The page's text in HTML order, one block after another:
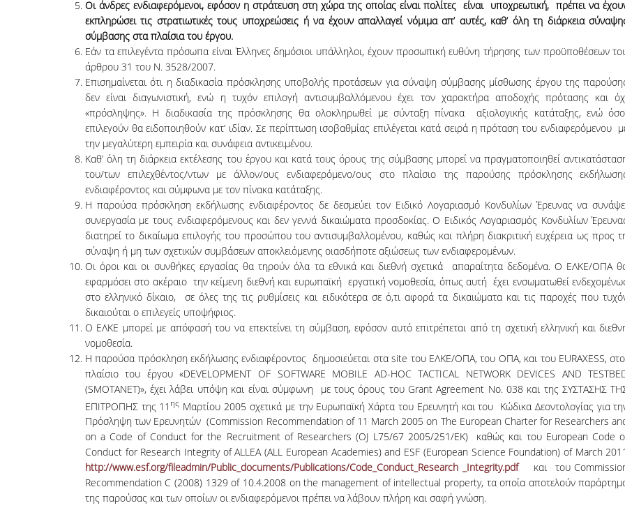
Οι άνδρες ενδιαφερόμενοι, εφόσον η στράτευση στη χώρα της οποίας είναι πολίτες είναι υποχρεωτική, πρέπει να
εκπληρώσει τις στρατιωτικές τους υποχρεώσεις ή να έχουν απαλλαγεί νόμιμα απ’ αυτές, καθ’ όλη τη διάρκεια
σύμβασης στα πλαίσια του έργου.
Εάν τα επιλεγέντα πρόσωπα είναι Έλληνες δημόσιοι υπάλληλοι, έχουν προσωπική ευθύνη τήρησης των προϋποθέσεων
άρθρου 31 του Ν. 3528/2007.
Επισημαίνεται ότι η διαδικασία πρόσκλησης υποβολής προτάσεων για σύναψη σύμβασης μίσθωσης έργου της
δεν είναι διαγωνιστική, ενώ η τυχόν επιλογή αντισυμβαλλόμενου έχει τον χαρακτήρα αποδοχής πρότασης και
«πρόσληψης». Η διαδικασία της πρόσκλησης θα ολοκληρωθεί με σύνταξη πίνακα αξιολογικής κατάταξης, ενώ
επιλεγούν θα ειδοποιηθούν κατ’ ιδίαν. Σε περίπτωση ισοβαθμίας επιλέγεται κατά σειρά η πρόταση του ενδιαφερόμενου
την μεγαλύτερη εμπειρία και συνάφεια αντικειμένου.
Καθ’ όλη τη διάρκεια εκτέλεσης του έργου και κατά τους όρους της σύμβασης μπορεί να πραγματοποιηθεί
του/των επιλεχθέντος/ντων με άλλον/ους ενδιαφερόμενο/ους στο πλαίσιο της παρούσης πρόσκλησης
ενδιαφέροντος και σύμφωνα με τον πίνακα κατάταξης.
Η παρούσα πρόσκληση εκδήλωσης ενδιαφέροντος δε δεσμεύει τον Ειδικό Λογαριασμό Κονδυλίων Έρευνας να
συνεργασία με τους ενδιαφερόμενους και δεν γεννά δικαιώματα προσδοκίας. Ο Ειδικός Λογαριασμός Κονδυλίων
διατηρεί το δικαίωμα επιλογής του προσώπου του αντισυμβαλλομένου, καθώς και πλήρη διακριτική ευχέρεια ως προς
σύναψη ή μη των σχετικών συμβάσεων αποκλειόμενης οιασδήποτε αξιώσεως των ενδιαφερομένων.
Οι όροι και οι συνθήκες εργασίας θα τηρούν όλα τα εθνικά και διεθνή σχετικά απαραίτητα δεδομένα. Ο ΕΛΚΕ/ΟΠΑ
εφαρμόσει στο ακέραιο την κείμενη διεθνή και ευρωπαϊκή εργατική νομοθεσία, όπως αυτή έχει ενσωματωθεί
στο ελληνικό δίκαιο, σε όλες της τις ρυθμίσεις και ειδικότερα σε ό,τι αφορά τα δικαιώματα και τις παροχές που
δικαιούται ο επιλεγείς υποψήφιος.
Ο ΕΛΚΕ μπορεί με απόφασή του να επεκτείνει τη σύμβαση, εφόσον αυτό επιτρέπεται από τη σχετική ελληνική και
νομοθεσία.
Η παρούσα πρόσκληση εκδήλωσης ενδιαφέροντος δημοσιεύεται στα site του ΕΛΚΕ/ΟΠΑ, του ΟΠΑ, και του EURAXESS,
πλαίσιο του έργου «DEVELOPMENT OF SOFTWARE MOBILE AD-HOC TACTICAL NETWORK DEVICES AND
(SMOTANET)», έχει λάβει υπόψη και είναι σύμφωνη με τους όρους του Grant Agreement No. 038 και της ΣΥΣΤΑΣΗΣ
ΕΠΙΤΡΟΠΗΣ της 11 ης Μαρτίου 2005 σχετικά με την Ευρωπαϊκή Χάρτα του Ερευνητή και του Κώδικα Δεοντολογίας για
Πρόσληψη των Ερευνητών (Commission Recommendation of 11 March 2005 on Τhe European Charter for Researchers
on a Code of Conduct for the Recruitment of Researchers (OJ L75/67 2005/251/EK) καθώς και του European Code
Conduct for Research Integrity of ALLEA (ALL European Academies) and ESF (European Science Foundation) of March
http://www.esf.org/fileadmin/Public_documents/Publications/Code_Conduct_Research _Integrity.pdfκαι του
Recommendation C (2008) 1329 of 10.4.2008 on the management of intellectual property, τα οποία αποτελούν
της παρούσας και των οποίων οι ενδιαφερόμενοι πρέπει να λάβουν πλήρη και σαφή γνώση.